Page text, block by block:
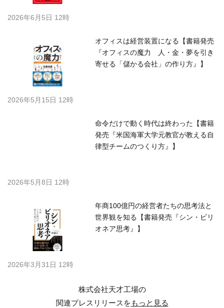
2026年6月5日 12時
オフィスは経営装置になる【書籍発売
『オフィスの魔力 人・金・夢を引き
寄せる「儲かる会社」の作り方』】
2026年5月15日 12時
命令だけで動く時代は終わった【書籍
発売『米国海軍大学元教官が教える自
律型チームのつくり方』】
2026年5月8日 12時
年商100億円の経営者たちの思考法と
世界観を知る【書籍発売『シン・ビリ
オネア思考』】
2026年3月31日 12時
株式会社天才工場の
関連プレスリリースをもっと見る